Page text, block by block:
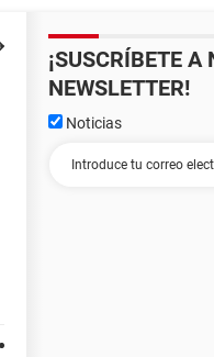
¡SUSCRÍBETE A
NEWSLETTER!
Noticias